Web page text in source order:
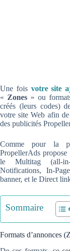
Une fois votre site
« Zones » ou
créés (leurs codes)
votre site Web afin
des publicités
Comme pour la
PropellerAds
le Multitag (all-
Notifications, In-
banner, et le Direct
Sommaire
Formats d’annonces